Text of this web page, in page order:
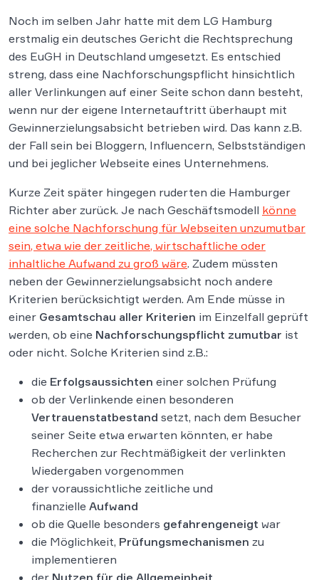
Noch im selben Jahr hatte mit dem LG Hamburg
erstmalig ein deutsches Gericht die Rechtsprechung
des EuGH in Deutschland umgesetzt. Es entschied
streng, dass eine Nachforschungspflicht hinsichtlich
aller Verlinkungen auf einer Seite schon dann besteht,
wenn nur der eigene Internetauftritt überhaupt mit
Gewinnerzielungsabsicht betrieben wird. Das kann z.B.
der Fall sein bei Bloggern, Influencern, Selbstständigen
und bei jeglicher Webseite eines Unternehmens.
Kurze Zeit später hingegen ruderten die Hamburger
Richter aber zurück. Je nach Geschäftsmodell könne
eine solche Nachforschung für Webseiten unzumutbar
sein, etwa wie der zeitliche, wirtschaftliche oder
inhaltliche Aufwand zu groß wäre. Zudem müssten
neben der Gewinnerzielungsabsicht noch andere
Kriterien berücksichtigt werden. Am Ende müsse in
einer Gesamtschau aller Kriterien im Einzelfall geprüft
werden, ob eine Nachforschungspflicht zumutbar ist
oder nicht. Solche Kriterien sind z.B.:
die Erfolgsaussichten einer solchen Prüfung
ob der Verlinkende einen besonderen
Vertrauenstatbestand setzt, nach dem Besucher
seiner Seite etwa erwarten könnten, er habe
Recherchen zur Rechtmäßigkeit der verlinkten
Wiedergaben vorgenommen
der voraussichtliche zeitliche und
finanzielle Aufwand
ob die Quelle besonders gefahrengeneigt war
die Möglichkeit, Prüfungsmechanismen zu
implementieren